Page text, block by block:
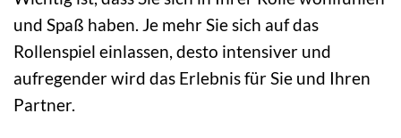
und Spaß haben. Je mehr Sie sich auf das
Rollenspiel einlassen, desto intensiver und
aufregender wird das Erlebnis für Sie und Ihren
Partner.